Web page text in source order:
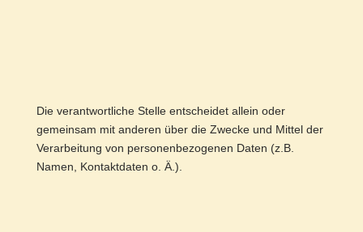
Die verantwortliche Stelle entscheidet allein oder
gemeinsam mit anderen über die Zwecke und Mittel der
Verarbeitung von personenbezogenen Daten (z.B.
Namen, Kontaktdaten o. Ä.).